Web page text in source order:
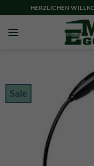
to
content
HERZLICHEN
Sale